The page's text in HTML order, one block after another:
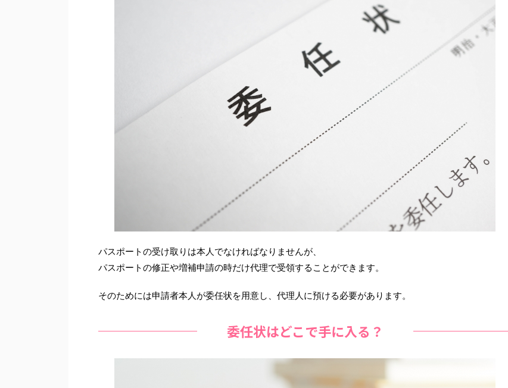
パスポートの受け取りは本人でなければなりませんが、
パスポートの修正や増補申請の時だけ代理で受領することができます。
そのためには申請者本人が委任状を用意し、代理人に預ける必要があります。
委任状はどこで手に入る？